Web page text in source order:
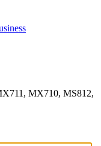
MX710, MS812,